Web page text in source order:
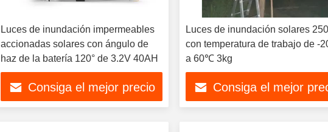
Luces de inundación impermeables
accionadas solares con ángulo de
haz de la batería 120° de 3.2V 40AH
Consiga el mejor precio
Luces de inundación solares
con temperatura de trabajo de -
a 60℃ 3kg
Consiga el mejor